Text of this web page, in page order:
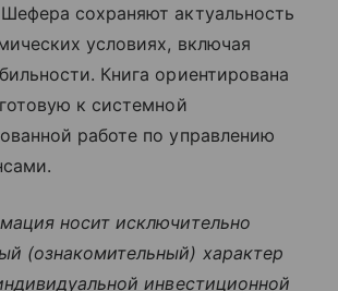
сохраняют актуальность
условиях, включая
Книга ориентирована
к системной
работе по управлению
носит исключительно
(ознакомительный) характер
инвестиционной